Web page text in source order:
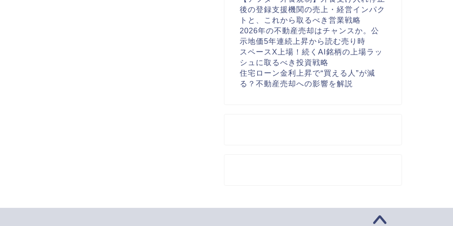
後の登録支援機関の売上・経営インパク
トと、これから取るべき営業戦略
2026年の不動産売却はチャンスか。公
示地価5年連続上昇から読む売り時
スペースX上場！続くAI銘柄の上場ラッ
シュに取るべき投資戦略
住宅ローン金利上昇で“買える人”が減
る？不動産売却への影響を解説